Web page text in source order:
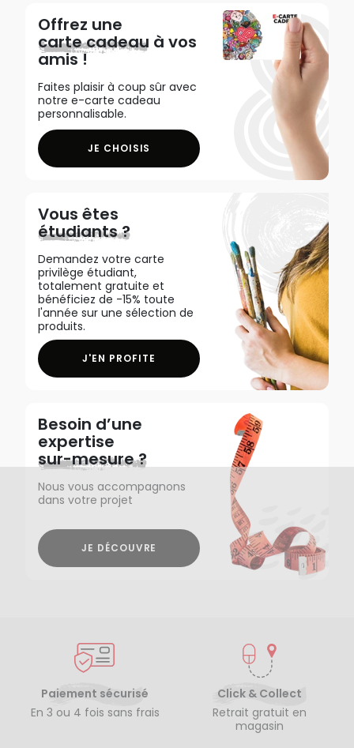
Offrez une
carte cadeau à vos
amis !
Faites plaisir à coup sûr avec
notre e-carte cadeau
personnalisable.
JE CHOISIS
Vous êtes
étudiants ?
Demandez votre carte
privilège étudiant,
totalement gratuite et
bénéficiez de -15% toute
l'année sur une sélection de
produits.
J'EN PROFITE
Besoin d’une
expertise
sur-mesure ?
Nous vous accompagnons
dans votre projet
JE DÉCOUVRE
Paiement sécurisé
En 3 ou 4 fois sans frais
Click & Collect
Retrait gratuit en
magasin